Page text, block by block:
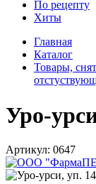
По рецепту
Хиты
Главная
Каталог
Товары,
Уро-
Артикул: 0647